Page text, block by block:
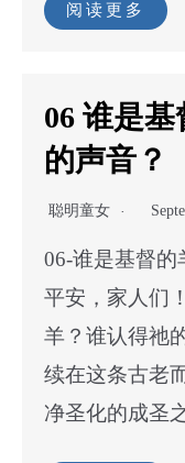
阅读更多
06 谁是
的声音？
聪明童女
06-谁是基督的
平安，家人们
羊？谁认得祂
续在这条古老
净圣化的成圣